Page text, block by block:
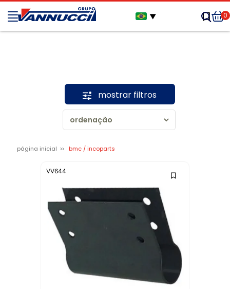
▼ 0
mostrar filtros
página inicial bmc / incoparts
VV644